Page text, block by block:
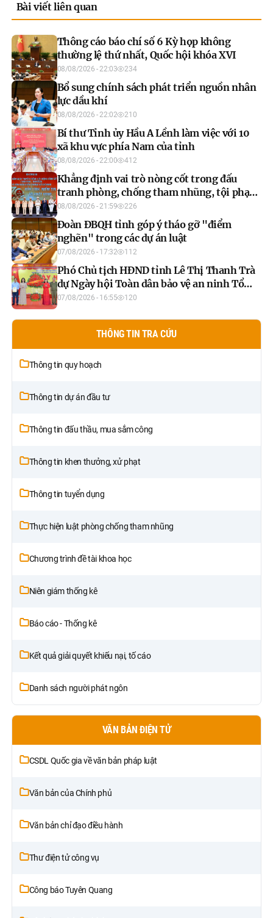
Bài viết liên quan
Thông cáo báo chí số 6 Kỳ họp không
thường lệ thứ nhất, Quốc hội khóa XVI
08/08/2026 - 22:03 234
Bổ sung chính sách phát triển nguồn nhân
lực dầu khí
08/08/2026 - 22:02 210
Bí thư Tỉnh ủy Hầu A Lềnh làm việc với 10
xã khu vực phía Nam của tỉnh
08/08/2026 - 22:00 412
Khẳng định vai trò nòng cốt trong đấu
tranh phòng, chống tham nhũng, tội phạm
kinh tế
08/08/2026 - 21:59 226
Đoàn ĐBQH tỉnh góp ý tháo gỡ "điểm
nghẽn" trong các dự án luật
07/08/2026 - 17:32 112
Phó Chủ tịch HĐND tỉnh Lê Thị Thanh Trà
dự Ngày hội Toàn dân bảo vệ an ninh Tổ
quốc năm 2026 xã Xuân Vân
07/08/2026 - 16:55 120
THÔNG TIN TRA CỨU
Thông tin quy hoạch
Thông tin dự án đầu tư
Thông tin đấu thầu, mua sắm công
Thông tin khen thưởng, xử phạt
Thông tin tuyển dụng
Thực hiện luật phòng chống tham nhũng
Chương trình đề tài khoa học
Niên giám thống kê
Báo cáo - Thống kê
Kết quả giải quyết khiếu nại, tố cáo
Danh sách người phát ngôn
VĂN BẢN ĐIỆN TỬ
CSDL Quốc gia về văn bản pháp luật
Văn bản của Chính phủ
Văn bản chỉ đạo điều hành
Thư điện tử công vụ
Công báo Tuyên Quang